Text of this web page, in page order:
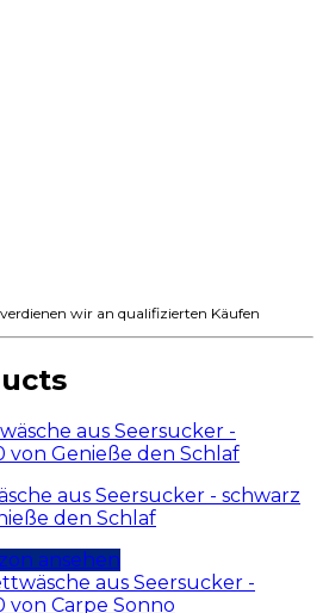
wir an qualifizierten Käufen
aus Seersucker - schwarz
den Schlaf
ansehen